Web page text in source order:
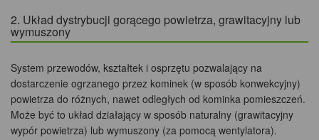
2. Układ dystrybucji gorącego powietrza, grawitacyjny lub
wymuszony
System przewodów, kształtek i osprzętu pozwalający na
dostarczenie ogrzanego przez kominek (w sposób konwekcyjny)
powietrza do różnych, nawet odległych od kominka pomieszczeń.
Może być to układ działający w sposób naturalny (grawitacyjny
wypór powietrza) lub wymuszony (za pomocą wentylatora).